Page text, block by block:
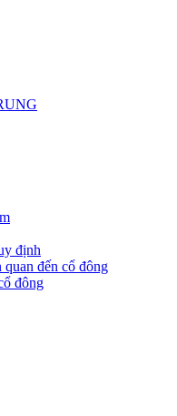
định
đến cổ đông
đông